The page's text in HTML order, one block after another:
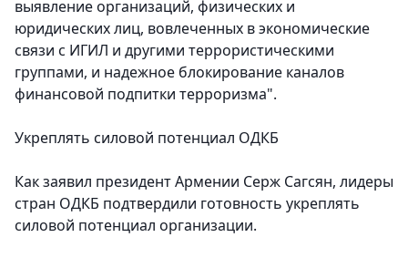
выявление организаций, физических и
юридических лиц, вовлеченных в экономические
связи с ИГИЛ и другими террористическими
группами, и надежное блокирование каналов
финансовой подпитки терроризма".
Укреплять силовой потенциал ОДКБ
Как заявил президент Армении Серж Сагсян, лидеры
стран ОДКБ подтвердили готовность укреплять
силовой потенциал организации.